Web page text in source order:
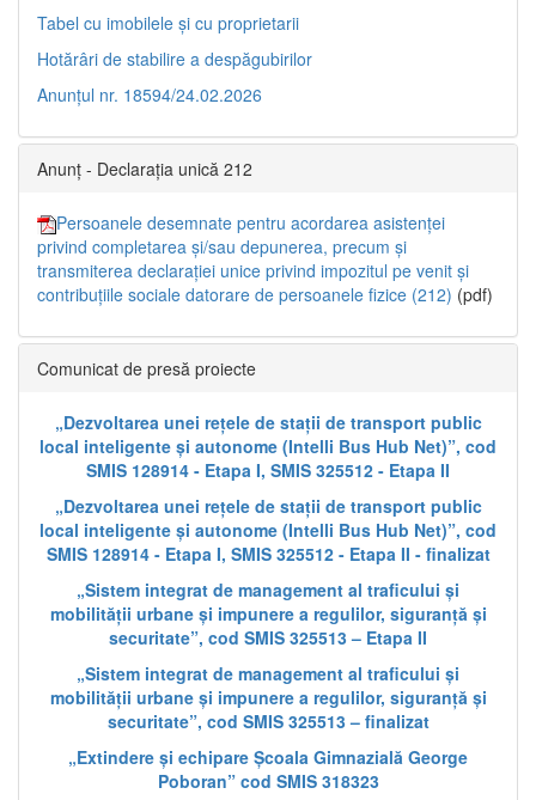
Tabel cu imobilele și cu proprietarii
Hotărâri de stabilire a despăgubirilor
Anunțul nr. 18594/24.02.2026
Anunț - Declarația unică 212
Persoanele desemnate pentru acordarea asistenței
privind completarea și/sau depunerea, precum și
transmiterea declarației unice privind impozitul pe venit și
contribuțiile sociale datorare de persoanele fizice (212) (pdf)
Comunicat de presă proiecte
„Dezvoltarea unei rețele de stații de transport public
local inteligente și autonome (Intelli Bus Hub Net)”, cod
SMIS 128914 - Etapa I, SMIS 325512 - Etapa II
„Dezvoltarea unei rețele de stații de transport public
local inteligente și autonome (Intelli Bus Hub Net)”, cod
SMIS 128914 - Etapa I, SMIS 325512 - Etapa II - finalizat
„Sistem integrat de management al traficului și
mobilității urbane și impunere a regulilor, siguranță și
securitate”, cod SMIS 325513 – Etapa II
„Sistem integrat de management al traficului și
mobilității urbane și impunere a regulilor, siguranță și
securitate”, cod SMIS 325513 – finalizat
„Extindere și echipare Școala Gimnazială George
Poboran” cod SMIS 318323